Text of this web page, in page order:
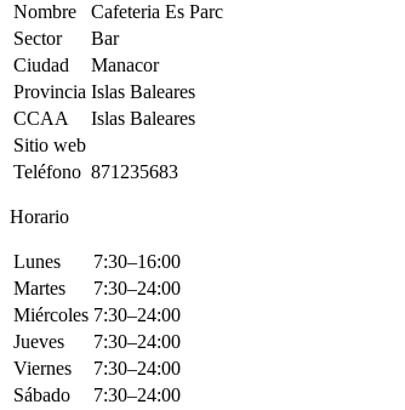
Nombre
Cafeteria Es Parc
Sector
Bar
Ciudad
Manacor
Provincia Islas Baleares
CCAA
Islas Baleares
Sitio web
Teléfono 871235683
Horario
Lunes
7:30–16:00
Martes
7:30–24:00
Miércoles 7:30–24:00
Jueves
7:30–24:00
Viernes
7:30–24:00
Sábado
7:30–24:00